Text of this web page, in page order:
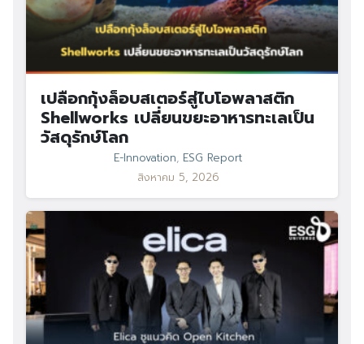
เปลือกกุ้งล็อบสเตอร์สู่ไบโอพลาสติก
Shellworks เปลี่ยนขยะอาหารทะเลเป็น
วัสดุรักษ์โลก
E-Innovation, ESG Report
สิงหาคม 5, 2026